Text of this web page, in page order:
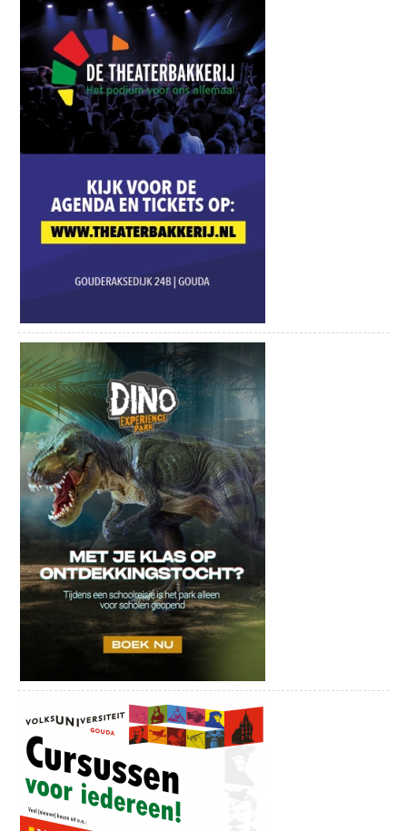
de regio Woerden met waterspeeltuin, midgetgolf, freerun, een
heerlijk terras en nog veel meer! BatensteinBuiten is gratis
toegankelijk en vanaf 1 april weer geopend! Vanaf 1 april, 7
dagen per week geopend.